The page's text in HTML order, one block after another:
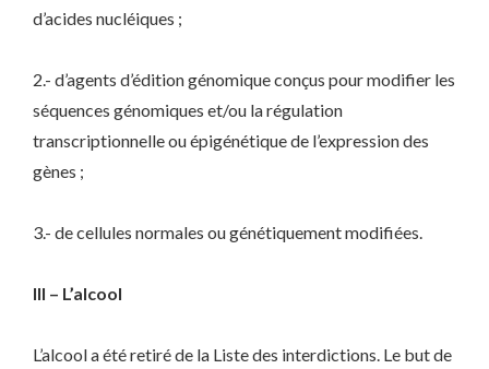
d’acides nucléiques ;
2.- d’agents d’édition génomique conçus pour modifier les
séquences génomiques et/ou la régulation
transcriptionnelle ou épigénétique de l’expression des
gènes ;
3.- de cellules normales ou génétiquement modifiées.
III – L’alcool
L’alcool a été retiré de la Liste des interdictions. Le but de